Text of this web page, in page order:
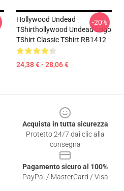
Hollywood Undead
TShirthollywood Undead Logo
TShirt Classic TShirt RB1412
24,38 € - 28,06 €
-20%
Acquista in tutta sicurezza
Protetto 24/7 dai clic alla
consegna
Pagamento sicuro al 100%
PayPal / MasterCard / Visa